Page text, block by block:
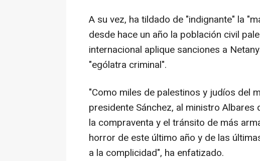
A su vez, ha tildado de "indignante" la
desde hace un año la población civil
internacional aplique sanciones a
"ególatra criminal".
"Como miles de palestinos y judíos del
presidente Sánchez, al ministro
la compraventa y el tránsito de más
horror de este último año y de las
a la complicidad", ha enfatizado.